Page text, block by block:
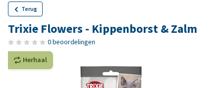
Terug
Trixie Flowers - Kippenborst & Zalm
0 beoordelingen
Herhaal